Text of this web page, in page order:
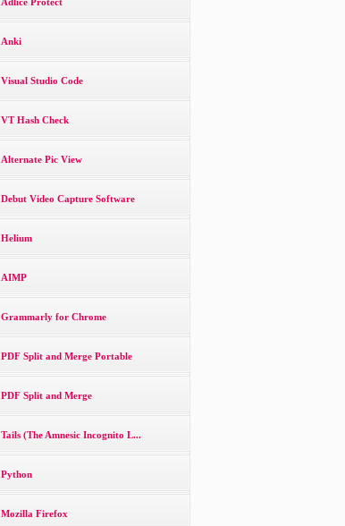
Anki
Visual Studio Code
VT Hash Check
Alternate Pic View
Debut Video Capture Software
Helium
AIMP
Grammarly for Chrome
PDF Split and Merge Portable
PDF Split and Merge
Tails (The Amnesic Incognito L...
Python
Mozilla Firefox